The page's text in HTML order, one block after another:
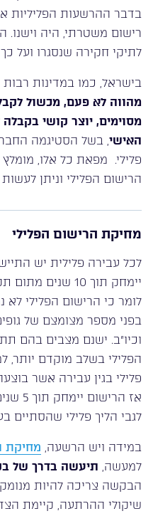
בדבר ההרשעות הפליליות
רישום משטרתי, היה
לתיקי חקירה שנסגרו ועל
בישראל, כמו במדינות
מהווה לא פעם, מכשול
מסוימים, יוצר קושי בקבלה
האישי, בשל הסטיגמה
פלילי. מפאת כל אלו,
הרישום הפלילי וניתן
מחיקת הרישום הפלילי
לכל עבירה פלילית יש
יימחק תוך 10
לומר כי הרישום הפלילי לא
בפני מספר מצומצם של
וכיו”ב. ישנם מצבים בהם
הפלילי בשלב מוקדם יותר,
אז
לגבי הליך פלילי שהסתיים
במידה ויש הרשעה, מחיקת
למעשה, תיעשה בדרך של
הבקשה צריכה להיות
שיקולי ההרתעה, קיימת